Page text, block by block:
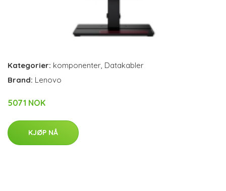
Kategorier: komponenter Datakabler
Brand: Lenovo
5071 NOK
KJØP NÅ